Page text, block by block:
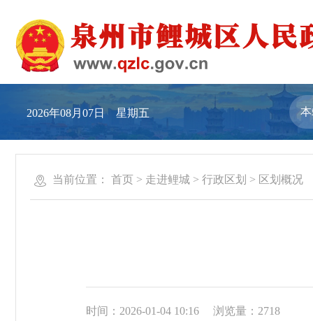
2026年08月07日 星期五
当前位置： 首页 > 走进鲤城 > 行政区划 > 区划概况
时间：2026-01-04 10:16 浏览量： 2718